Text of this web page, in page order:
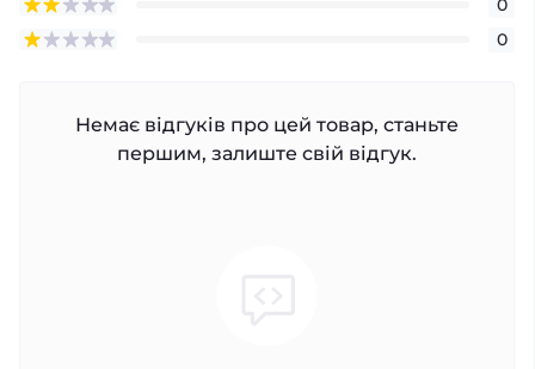
0
Немає відгуків про цей товар, станьте
першим, залиште свій відгук.